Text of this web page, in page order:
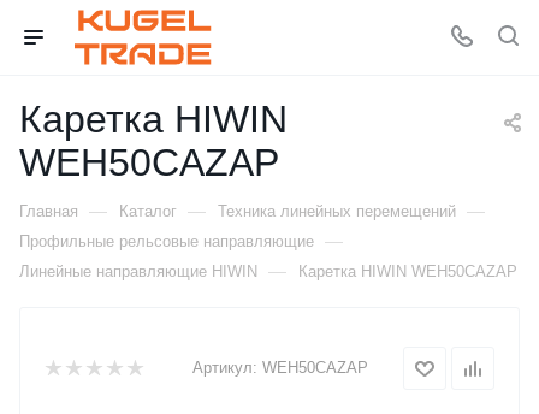
Каретка HIWIN
WEH50CAZAP
Главная — Каталог — Техника линейных перемещений —
Профильные рельсовые направляющие —
Линейные направляющие HIWIN — Каретка HIWIN WEH50CAZAP
Артикул: WEH50CAZAP